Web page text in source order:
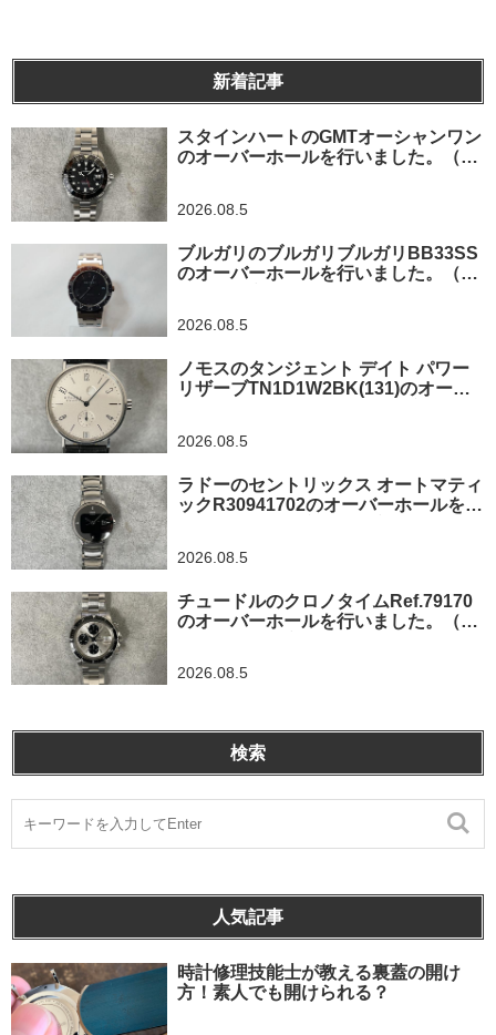
新着記事
スタインハートのGMTオーシャンワン
のオーバーホールを行いました。（神
2026.08.5
ブルガリのブルガリブルガリBB33SS
のオーバーホールを行いました。（埼
2026.08.5
ノモスのタンジェント デイト パワー
リザーブTN1D1W2BK(131)のオーバ
2026.08.5
ラドーのセントリックス オートマティ
ックR30941702のオーバーホールを行
2026.08.5
チュードルのクロノタイムRef.79170
のオーバーホールを行いました。（神
2026.08.5
検索
人気記事
時計修理技能士が教える裏蓋の開け
方！素人でも開けられる？